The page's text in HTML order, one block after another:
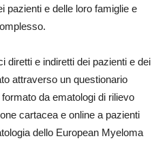
pazienti e delle loro famiglie e
diretti e indiretti dei pazienti e dei
attraverso un questionario
da ematologi di rilievo
cartacea e online a pazienti
dello European Myeloma